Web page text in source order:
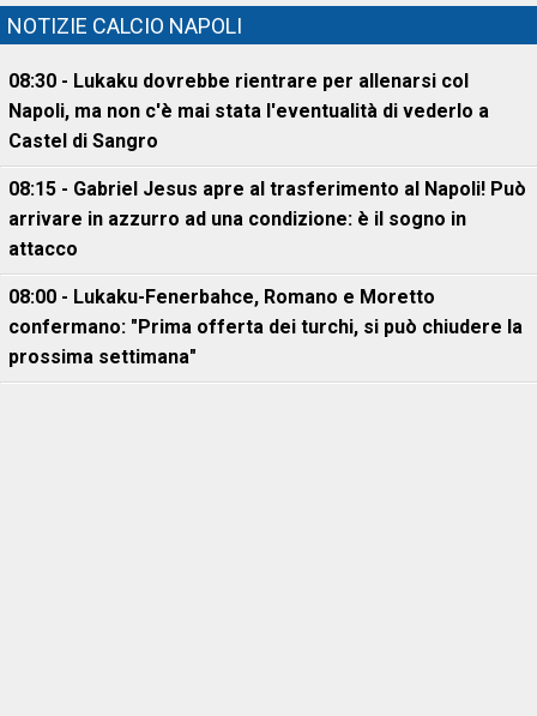
NOTIZIE CALCIO NAPOLI
08:30 - Lukaku dovrebbe rientrare per allenarsi col
Napoli, ma non c'è mai stata l'eventualità di vederlo a
Castel di Sangro
08:15 - Gabriel Jesus apre al trasferimento al Napoli! Può
arrivare in azzurro ad una condizione: è il sogno in
attacco
08:00 - Lukaku-Fenerbahce, Romano e Moretto
confermano: "Prima offerta dei turchi, si può chiudere la
prossima settimana"